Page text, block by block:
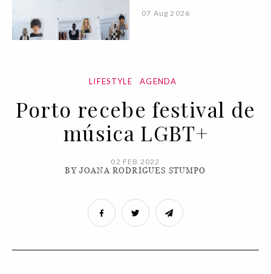
07 Aug 2026
LIFESTYLE AGENDA
Porto recebe festival de
música LGBT+
02 FEB 2022
BY JOANA RODRIGUES STUMPO